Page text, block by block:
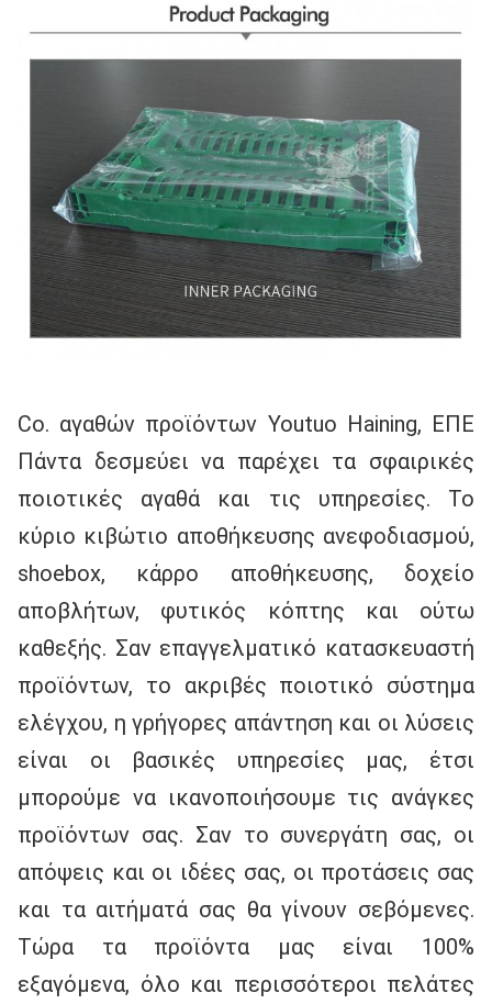
Co. αγαθών προϊόντων Youtuo Haining, ΕΠΕ
Πάντα δεσμεύει να παρέχει τα σφαιρικές
ποιοτικές αγαθά και τις υπηρεσίες. Το
κύριο κιβώτιο αποθήκευσης ανεφοδιασμού,
shoebox, κάρρο αποθήκευσης, δοχείο
αποβλήτων, φυτικός κόπτης και ούτω
καθεξής. Σαν επαγγελματικό κατασκευαστή
προϊόντων, το ακριβές ποιοτικό σύστημα
ελέγχου, η γρήγορες απάντηση και οι λύσεις
είναι οι βασικές υπηρεσίες μας, έτσι
μπορούμε να ικανοποιήσουμε τις ανάγκες
προϊόντων σας. Σαν το συνεργάτη σας, οι
απόψεις και οι ιδέες σας, οι προτάσεις σας
και τα αιτήματά σας θα γίνουν σεβόμενες.
Τώρα τα προϊόντα μας είναι 100%
εξαγόμενα, όλο και περισσότεροι πελάτες